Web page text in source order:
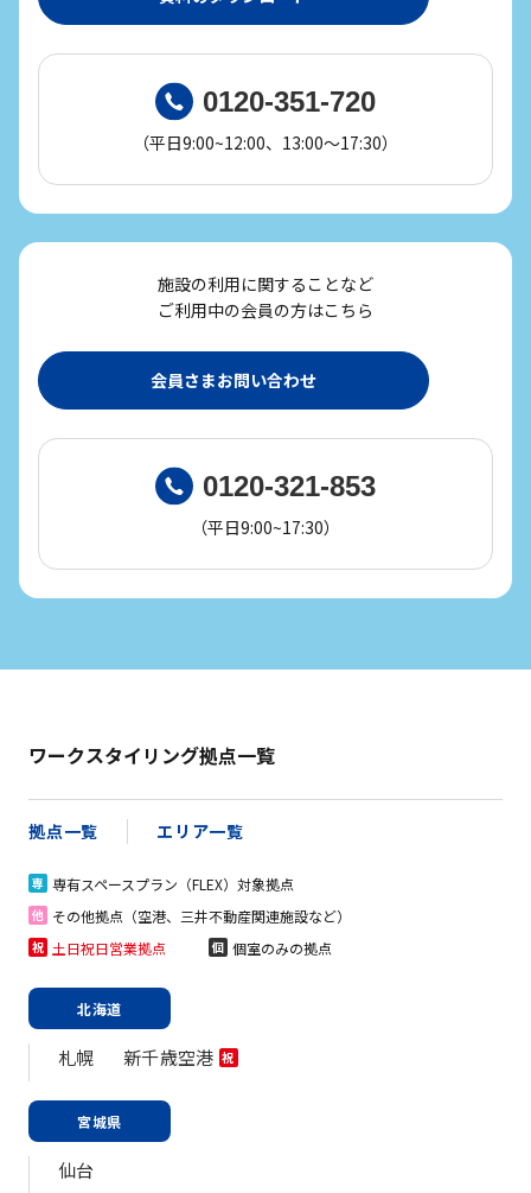
0120-351-720
（平日9:00~12:00、13:00～17:30）
施設の利用に関することなど
ご利用中の会員の方はこちら
会員さまお問い合わせ
0120-321-853
（平日9:00~17:30）
ワークスタイリング拠点一覧
拠点一覧 エリア一覧
専 専有スペースプラン（FLEX）対象拠点
他 その他拠点（空港、三井不動産関連施設など）
祝 土日祝日営業拠点 個 個室のみの拠点
北海道
札幌 新千歳空港 祝
宮城県
仙台